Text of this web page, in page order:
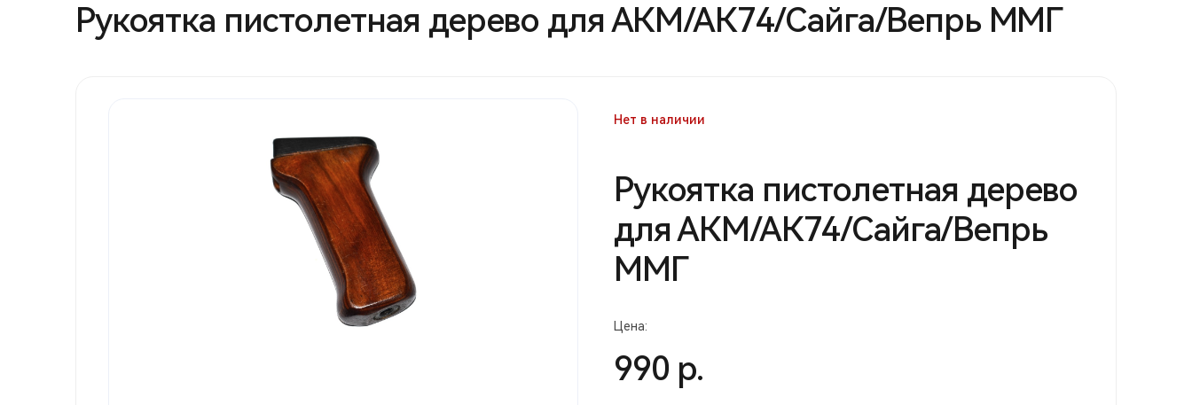
Рукоятка пистолетная дерево для АКМ/АК74/Сайга/Вепрь ММГ
Нет в наличии
Рукоятка пистолетная дерево
для АКМ/АК74/Сайга/Вепрь
ММГ
Цена:
990 р.